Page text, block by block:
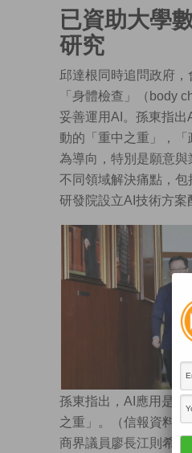
已資助大學
研究
邱達根同時追問政府
「身體檢查」（body
妥善運用AI。孫東指出
動的「重中之重」，「
為導向，特別是願意
不同領域解決痛點，包
研發院設立AI技術方案
孫東指出，AI應用是推
之重」。（信報資料圖
商界議員廖長江則希望